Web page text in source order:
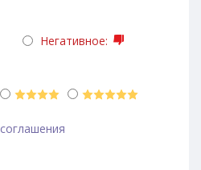
Негативное:
соглашения